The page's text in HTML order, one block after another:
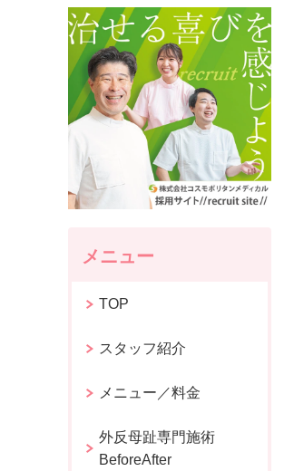
メニュー
TOP
スタッフ紹介
メニュー／料金
外反母趾専門施術
BeforeAfter